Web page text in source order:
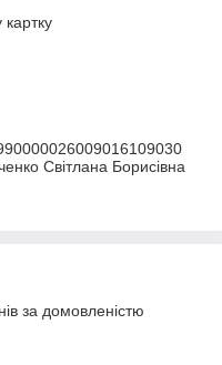
Світлана Борисівна
за домовленістю